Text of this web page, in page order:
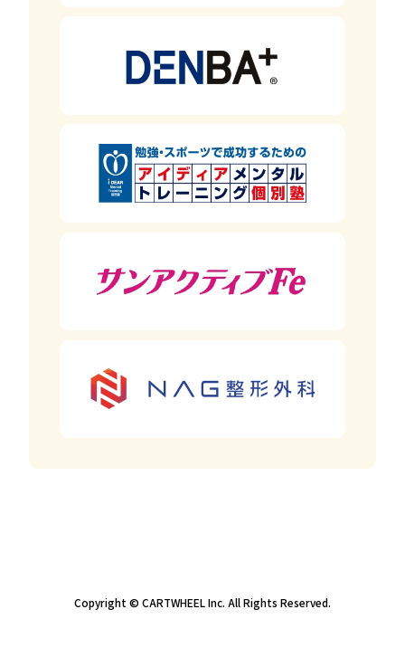
Copyright © CARTWHEEL Inc. All Rights Reserved.